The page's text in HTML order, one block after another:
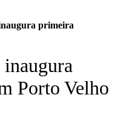
primeira
Porto Velho